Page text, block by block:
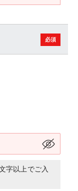
字以上でご入